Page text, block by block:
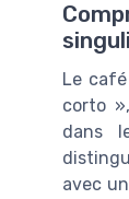
Le
corto
dans
avec